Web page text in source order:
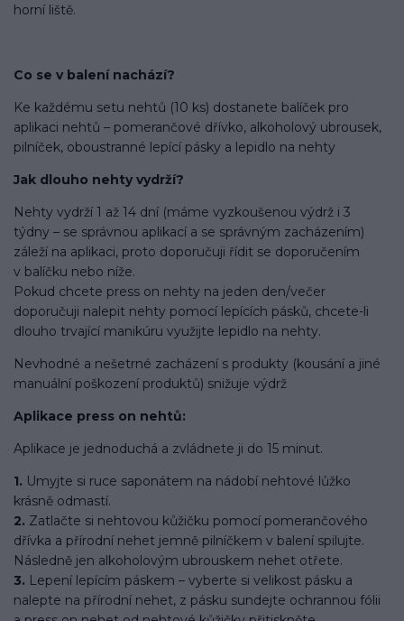
horní liště.
Co se v balení nachází?
Ke každému setu nehtů (10 ks) dostanete balíček pro
aplikaci nehtů – pomerančové dřívko, alkoholový ubrousek,
pilníček, oboustranné lepící pásky a lepidlo na nehty
Jak dlouho nehty vydrží?
Nehty vydrží 1 až 14 dní (máme vyzkoušenou výdrž i 3
týdny – se správnou aplikací a se správným zacházením)
záleží na aplikaci, proto doporučuji řídit se doporučením
v balíčku nebo níže.
Pokud chcete press on nehty na jeden den/večer
doporučuji nalepit nehty pomocí lepících pásků, chcete-li
dlouho trvající manikúru využijte lepidlo na nehty.
Nevhodné a nešetrné zacházení s produkty (kousání a jiné
manuální poškození produktů) snižuje výdrž
Aplikace press on nehtů:
Aplikace je jednoduchá a zvládnete ji do 15 minut.
1. Umyjte si ruce saponátem na nádobí nehtové lůžko
krásně odmastí.
2. Zatlačte si nehtovou kůžičku pomocí pomerančového
dřívka a přírodní nehet jemně pilníčkem v balení spilujte.
Následně jen alkoholovým ubrouskem nehet otřete.
3. Lepení lepícím páskem – vyberte si velikost pásku a
nalepte na přírodní nehet, z pásku sundejte ochrannou fólii